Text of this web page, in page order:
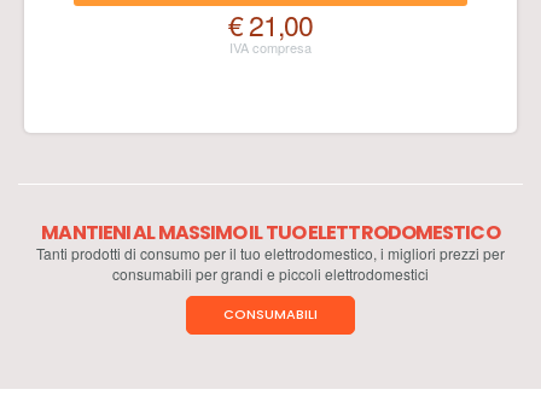
€ 21,00
MANTIENI AL MASSIMO IL TUO ELETTRODOMESTICO
Tanti prodotti di consumo per il tuo elettrodomestico, i migliori prezzi per
consumabili per grandi e piccoli elettrodomestici
CONSUMABILI